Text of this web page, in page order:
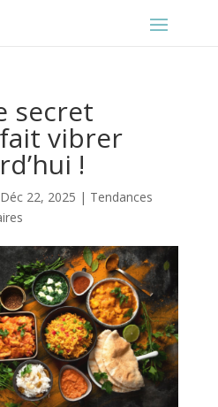
secret
vibrer
!
Déc 22, 2025 | Tendances